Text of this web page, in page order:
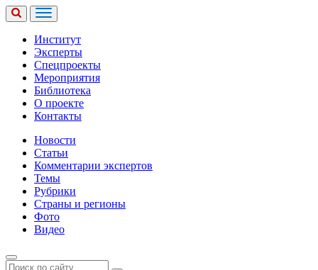
Институт
Эксперты
Спецпроекты
Мероприятия
Библиотека
О проекте
Контакты
Новости
Статьи
Комментарии экспертов
Темы
Рубрики
Страны и регионы
Фото
Видео